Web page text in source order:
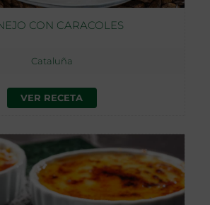
CON CARACOLES
Cataluña
VER RECETA